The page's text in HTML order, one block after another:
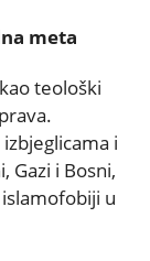
meta
teološki
i
Gazi i Bosni,
u